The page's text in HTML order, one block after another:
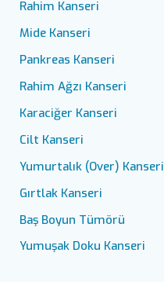
Rahim Kanseri
Mide Kanseri
Pankreas Kanseri
Rahim Ağzı Kanseri
Karaciğer Kanseri
Cilt Kanseri
Yumurtalık (Over) Kanseri
Gırtlak Kanseri
Baş Boyun Tümörü
Yumuşak Doku Kanseri